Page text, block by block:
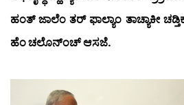
ಹಂತ್ ಜಾಲೆಂ ತರ್ ಫಾಲ್ಯಾಂ ತಾಚ್ಯಾಕೀ
ಹೆಂ ಚಲೊನ್‍ಂಚ್ ಆಸಜೆ.